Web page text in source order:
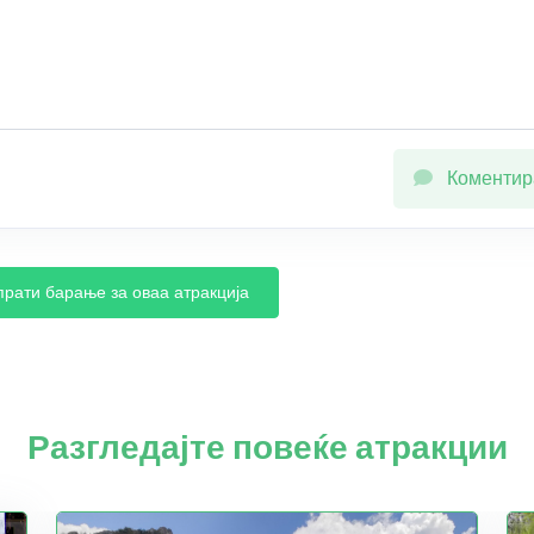
барање за оваа атракција
Разгледајте повеќе атракции